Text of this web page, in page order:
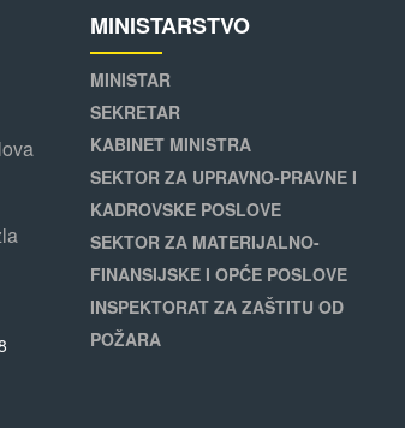
MINISTARSTVO
MINISTAR
SEKRETAR
KABINET MINISTRA
SEKTOR ZA UPRAVNO-PRAVNE I
KADROVSKE POSLOVE
SEKTOR ZA MATERIJALNO-
FINANSIJSKE I OPĆE POSLOVE
INSPEKTORAT ZA ZAŠTITU OD
POŽARA